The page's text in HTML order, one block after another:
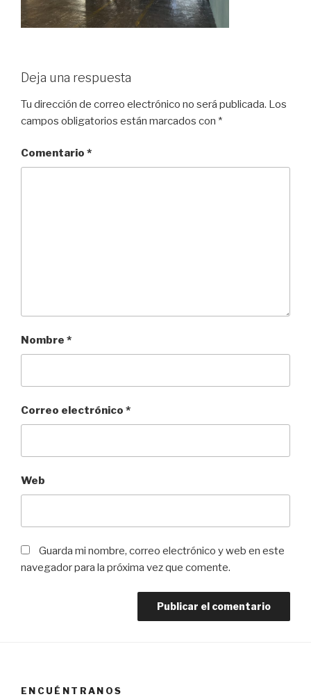
Deja una respuesta
Tu dirección de correo electrónico no será publicada. Los
campos obligatorios están marcados con *
Comentario *
Nombre *
Correo electrónico *
Web
Guarda mi nombre, correo electrónico y web en este
navegador para la próxima vez que comente.
ENCUÉNTRANOS